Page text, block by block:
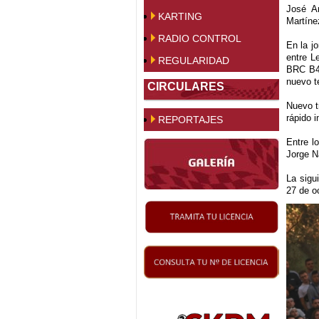
KARTING
RADIO CONTROL
REGULARIDAD
CIRCULARES
REPORTAJES
José
En la
entre
BRC
nuevo
Nuevo
rápido
Entre
Jorge
La
27 de